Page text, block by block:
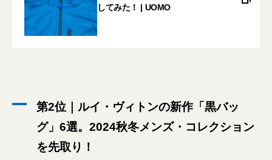
してみた！ | UOMO
第2位｜ルイ・ヴィトンの新作「黒バッ
グ」6選。2024秋冬メンズ・コレクション
を先取り！